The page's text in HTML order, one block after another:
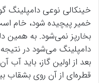
خینکالی نوعی
خمیر پیچیده شود، خام
بخارپز نمی‌شود. به همین
دامپلینگ می‌شود در
بعد از اولین گاز، باید آب
قطره‌ای از آن روی بشقاب